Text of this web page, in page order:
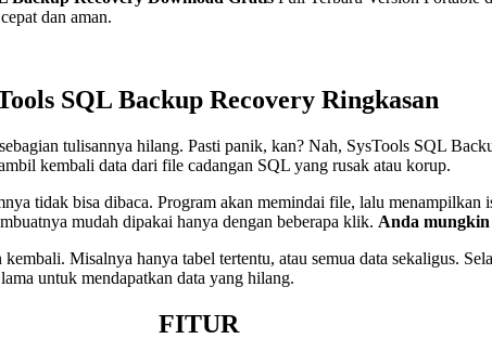
dan aman.
SQL Backup Recovery Ringkasan
tulisannya hilang. Pasti panik, kan? Nah, SysTools SQL
kembali data dari file cadangan SQL yang rusak atau korup.
tidak bisa dibaca. Program akan memindai file, lalu menampilkan
mudah dipakai hanya dengan beberapa klik. Anda
Misalnya hanya tabel tertentu, atau semua data sekaligus.
untuk mendapatkan data yang hilang.
FITUR